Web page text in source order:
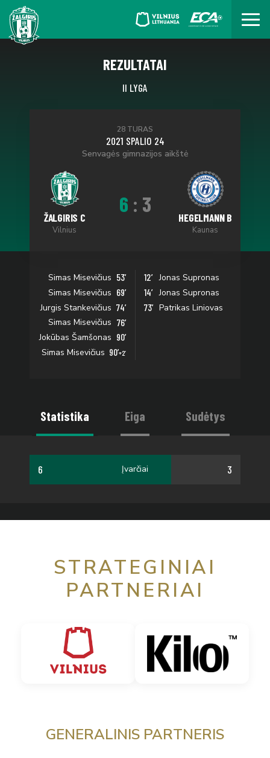
REZULTATAI
II LYGA
28 TURAS
2021 SPALIO 24
Senvagės gimnazijos aikštė
ŽALGIRIS C
Vilnius
6 : 3
HEGELMANN B
Kaunas
Simas Misevičius 53’
Simas Misevičius 69’
Jurgis Stankevičius 74’
Simas Misevičius 76’
Jokūbas Šamšonas 90’
Simas Misevičius 90’+2’
12’ Jonas Supronas
14’ Jonas Supronas
73’ Patrikas Liniovas
Statistika Eiga Sudėtys
6 Įvarčiai 3
STRATEGINIAI
PARTNERIAI
GENERALINIS PARTNERIS